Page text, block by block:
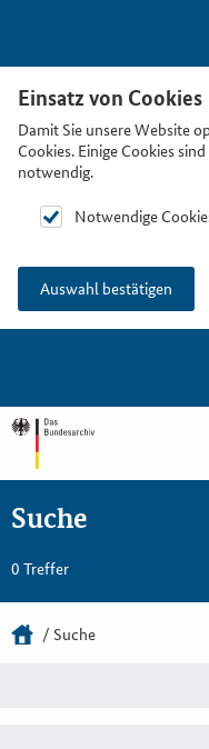
Einsatz von Cookies
Damit Sie unsere Website
Cookies. Einige Cookies
notwendig.
Notwendige
Auswahl bestätigen
Suche
0 Treffer
Suche